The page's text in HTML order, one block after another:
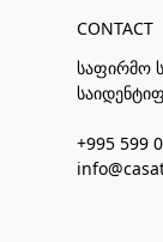
CONTACT
საფირმო
+995 599